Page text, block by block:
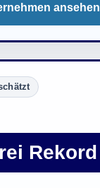
ansehen
Rekord